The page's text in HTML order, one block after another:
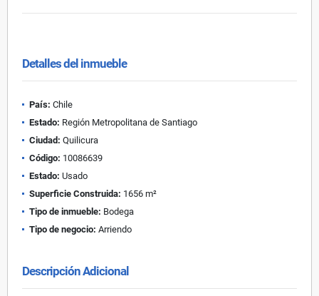
Detalles del inmueble
País: Chile
Estado: Región Metropolitana de Santiago
Ciudad: Quilicura
Código: 10086639
Estado: Usado
Superficie Construida: 1656 m²
Tipo de inmueble: Bodega
Tipo de negocio: Arriendo
Descripción Adicional